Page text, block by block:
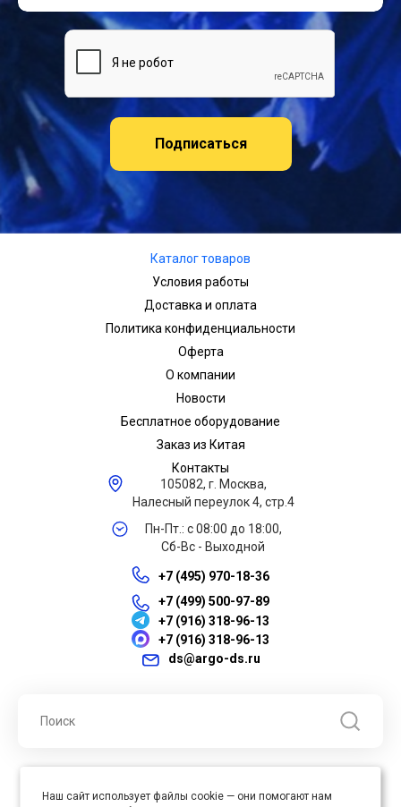
Подписаться
Каталог товаров
Условия работы
Доставка и оплата
Политика конфиденциальности
Оферта
О компании
Новости
Бесплатное оборудование
Заказ из Китая
Контакты
105082, г. Москва,
Налесный переулок 4, стр.4
Пн-Пт.: с 08:00 до 18:00,
Сб-Вс - Выходной
+7 (495) 970-18-36
+7 (499) 500-97-89
+7 (916) 318-96-13
+7 (916) 318-96-13
ds@argo-ds.ru
права защищены
Наш сайт использует файлы cookie — они помогают нам